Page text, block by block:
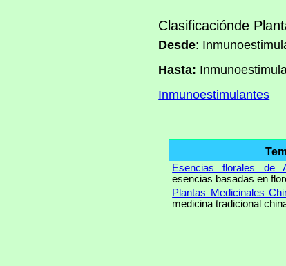
Clasificaciónde
Desde:
Hasta:
Inmunoestimulantes
Esencias florales de
esencias basadas en
Plantas Medicinales
medicina tradicional